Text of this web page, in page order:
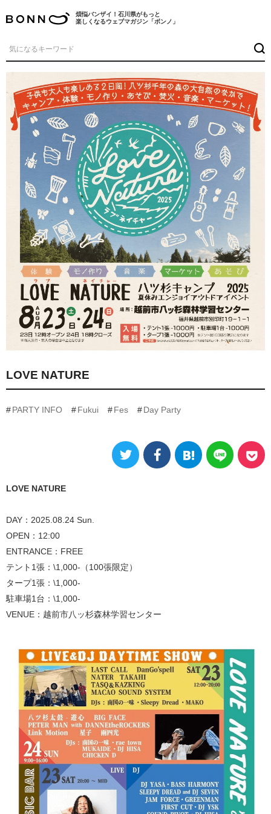
煩悩バンザイ！石川県がもっと
楽しくなるウェブマガジン「ボンノ」
LOVE NATURE
PARTY INFO Fukui Fes Day Party
LOVE NATURE
DAY：2025.08.24 Sun.
OPEN：12:00
ENTRANCE：FREE
テント1張：\1,000-（100張限定）
タープ1張：\1,000-
駐車場1台：\1,000-
VENUE：越前市八ッ杉森林学習センター